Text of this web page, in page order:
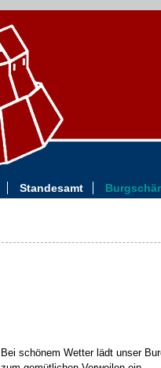
Standesamt
Bei schönem Wetter lädt unser